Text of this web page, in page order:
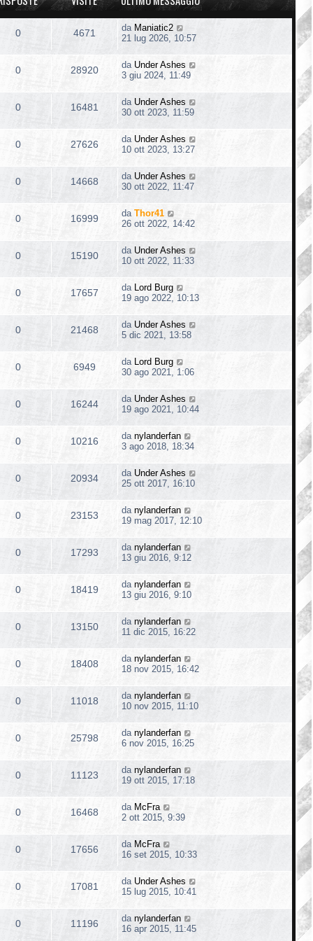
0 4671 da Maniatic2
21 lug 2026, 10:57
0 28920 da Under Ashes
3 giu 2024, 11:49
0 16481 da Under Ashes
30 ott 2023, 11:59
0 27626 da Under Ashes
10 ott 2023, 13:27
0 14668 da Under Ashes
30 ott 2022, 11:47
0 16999 da Thor41
26 ott 2022, 14:42
0 15190 da Under Ashes
10 ott 2022, 11:33
0 17657 da Lord Burg
19 ago 2022, 10:13
0 21468 da Under Ashes
5 dic 2021, 13:58
0 6949 da Lord Burg
30 ago 2021, 1:06
0 16244 da Under Ashes
19 ago 2021, 10:44
0 10216 da nylanderfan
3 ago 2018, 18:34
0 20934 da Under Ashes
25 ott 2017, 16:10
0 23153 da nylanderfan
19 mag 2017, 12:10
0 17293 da nylanderfan
13 giu 2016, 9:12
0 18419 da nylanderfan
13 giu 2016, 9:10
0 13150 da nylanderfan
11 dic 2015, 16:22
0 18408 da nylanderfan
18 nov 2015, 16:42
0 11018 da nylanderfan
10 nov 2015, 11:10
0 25798 da nylanderfan
6 nov 2015, 16:25
0 11123 da nylanderfan
19 ott 2015, 17:18
0 16468 da McFra
2 ott 2015, 9:39
0 17656 da McFra
16 set 2015, 10:33
0 17081 da Under Ashes
15 lug 2015, 10:41
0 11196 da nylanderfan
16 apr 2015, 11:45